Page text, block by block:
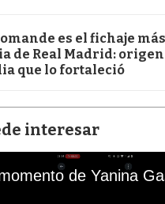
es el fichaje
de Real Madrid:
que lo fortaleció
interesar